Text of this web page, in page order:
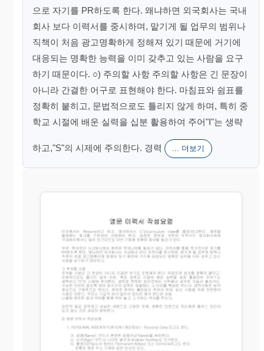
으로 자기를 PR하도록 한다. 왜냐하면 외국회사는 국내
회사 보다 이력서를 중시하며, 맡기게 될 업무의 범위나
직책이 처음 광고명확하게 정해져 있기 때문에 거기에
대응되는 명확한 능력을 이미 갖추고 있는 사람을 요구
하기 때문이다. ○) 주의할 사항 주의할 사항은 긴 문장이
아니라 간결한 어구로 표현해야 한다. 마침표와 쉼표를
정확히 붙히고, 문법적으로도 틀리지 않게 하며, 특히 중
학교 시절에 배운 실력을 십분 활용하여 주어"I"는 생략
하고,"S"의 시제에 주의한다. 경력 ... 더보기